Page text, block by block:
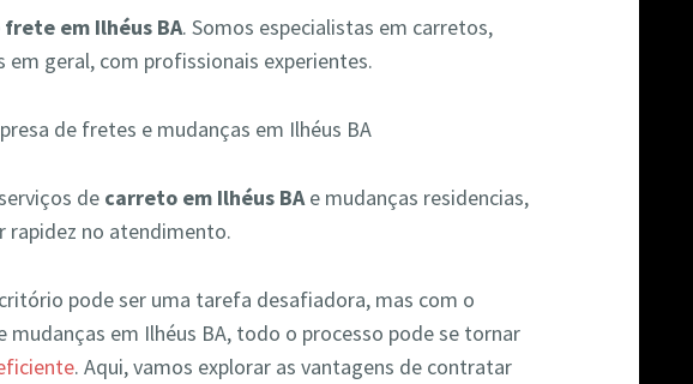
frete em Ilhéus BA. Somos especialistas em carretos,
em geral, com profissionais experientes.
de carreto em Ilhéus BAe mudanças residencias,
rapidez no atendimento.
pode ser uma tarefa desafiadora, mas com o
em Ilhéus BA, todo o processo pode se tornar
. Aqui, vamos explorar as vantagens de contratar